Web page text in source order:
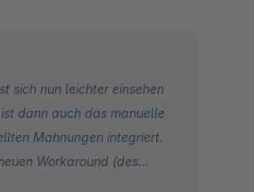
sich nun leichter einsehen
dann auch das manuelle
Mahnungen integriert.
Workaround (des
behoben.